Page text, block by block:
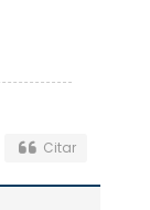
Citar